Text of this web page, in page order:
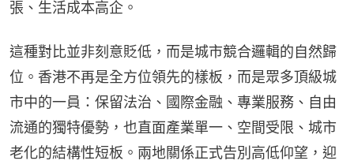
張、生活成本高企。
這種對比並非刻意貶低，而是城市競合邏輯的自然歸
位。香港不再是全方位領先的樣板，而是眾多頂級城
市中的一員：保留法治、國際金融、專業服務、自由
流通的獨特優勢，也直面產業單一、空間受限、城市
老化的結構性短板。兩地關係正式告別高低仰望，迎